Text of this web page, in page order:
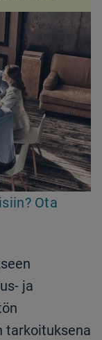
Ota
ja
tarkoituksena